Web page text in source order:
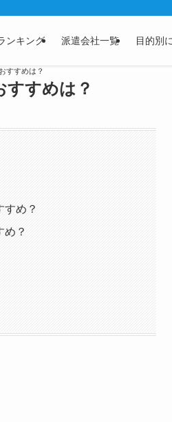
ンキング 派遣会社一覧 目的別
すすめは？
すすめは？
め？
め？